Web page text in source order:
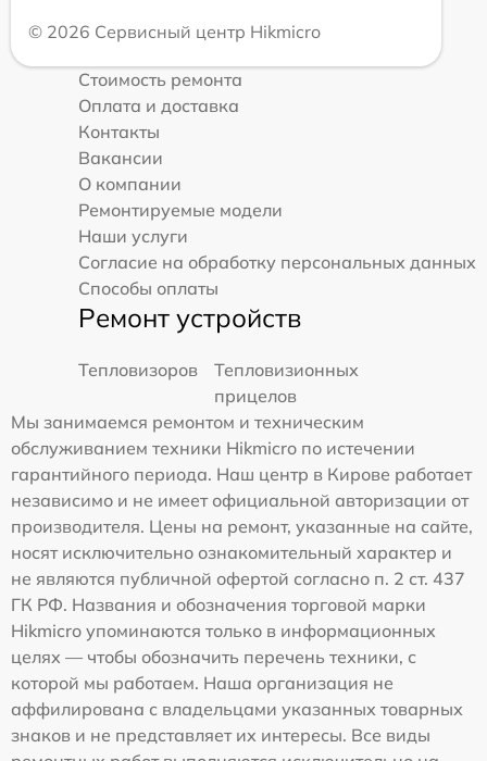
© 2026 Сервисный центр Hikmicro
Стоимость ремонта
Оплата и доставка
Контакты
Вакансии
О компании
Ремонтируемые модели
Наши услуги
Согласие на обработку персональных данных
Способы оплаты
Ремонт устройств
Тепловизоров
Тепловизионных
прицелов
Мы занимаемся ремонтом и техническим
обслуживанием техники Hikmicro по истечении
гарантийного периода. Наш центр в Кирове работает
независимо и не имеет официальной авторизации от
производителя. Цены на ремонт, указанные на сайте,
носят исключительно ознакомительный характер и
не являются публичной офертой согласно п. 2 ст. 437
ГК РФ. Названия и обозначения торговой марки
Hikmicro упоминаются только в информационных
целях — чтобы обозначить перечень техники, с
которой мы работаем. Наша организация не
аффилирована с владельцами указанных товарных
знаков и не представляет их интересы. Все виды